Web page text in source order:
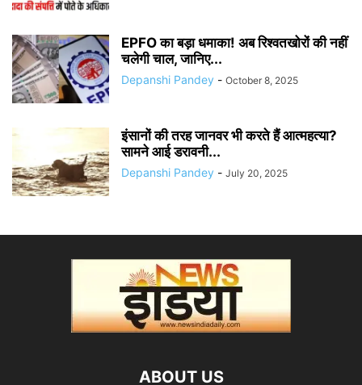
EPFO का बड़ा धमाका! अब रिश्वतखोरों की नहीं
चलेगी चाल, जानिए...
Depanshi Pandey - October 8, 2025
इंसानों की तरह जानवर भी करते हैं आत्महत्या?
सामने आई डरावनी...
Depanshi Pandey - July 20, 2025
ABOUT US